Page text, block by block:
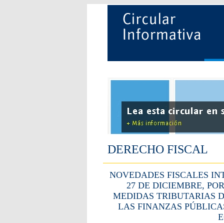
DERECHO FISCAL
NOVEDADES FISCALES
27 DE DICIEMBRE,
MEDIDAS TRIBUTARIAS
LAS FINANZAS